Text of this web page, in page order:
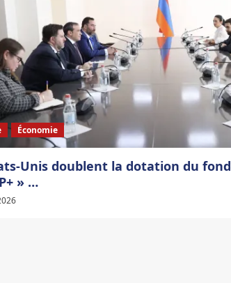
Économie
Unis doublent la dotation du
» …